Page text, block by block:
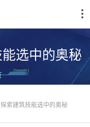
选中的奥秘
索建筑技能选中的奥秘